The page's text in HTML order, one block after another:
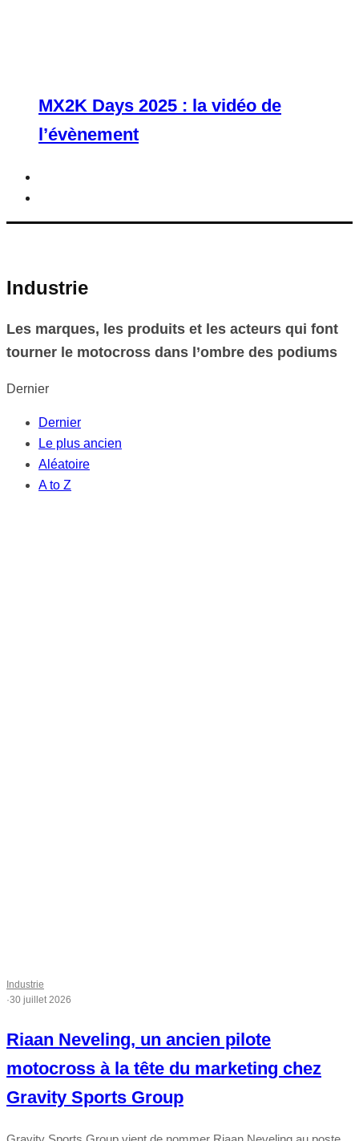
MX2K Days 2025 : la vidéo de
l’évènement
Industrie
Les marques, les produits et les acteurs qui font
tourner le motocross dans l’ombre des podiums
Dernier
Dernier
Le plus ancien
Aléatoire
A to Z
Industrie
·30 juillet 2026
Riaan Neveling, un ancien pilote
motocross à la tête du marketing chez
Gravity Sports Group